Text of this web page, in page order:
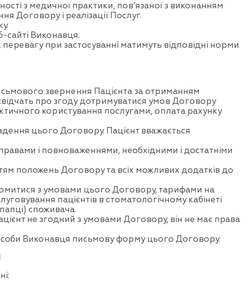
з медичної практики, пов’язаної з виконанням
Договору і реалізації Послуг.
Виконавця.
при застосуванні матимуть відповідні норми
звернення Пацієнта за отриманням
про згоду дотримуватися умов Договору
користування послугами, оплата рахунку
цього Договору. Пацієнт вважається
і повноваженнями, необхідними і достатніми
положень Договору та всіх можливих додатків до
з умовами цього Договору, тарифами на
пацієнтів в стоматологічному кабінеті
споживача.
не згодний з умовами Договору, він не має права
Виконавця письмову форму цього Договору.